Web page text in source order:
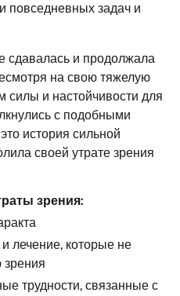
повседневных задач и
сдавалась и продолжала
на свою тяжелую
силы и настойчивости для
с подобными
история сильной
своей утрате зрения
зрения:
лечение, которые не
зрения
трудности, связанные с